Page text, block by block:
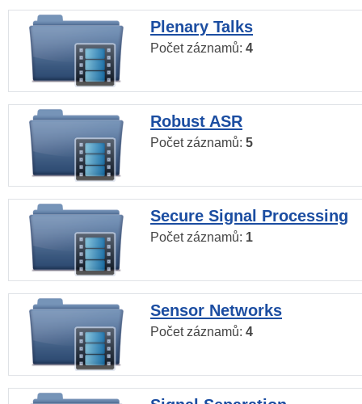
Plenary Talks
Počet záznamů: 4
Robust ASR
Počet záznamů: 5
Secure Signal Processing
Počet záznamů: 1
Sensor Networks
Počet záznamů: 4